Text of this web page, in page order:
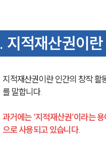
. 지적재산권이
지적재산권이란 인간의 창작 활
를 말합니다.
과거에는 ‘지적재산권’이라는
으로 사용되고 있습니다.